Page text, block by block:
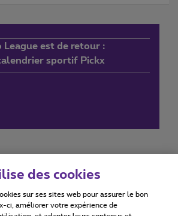
League est de retour :
sportif Pickx
Accessibility statement
des cookies
sur ses sites web pour assurer le bon
ci, améliorer votre expérience de